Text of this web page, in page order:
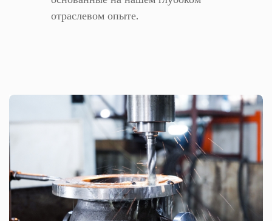
отраслевом опыте.